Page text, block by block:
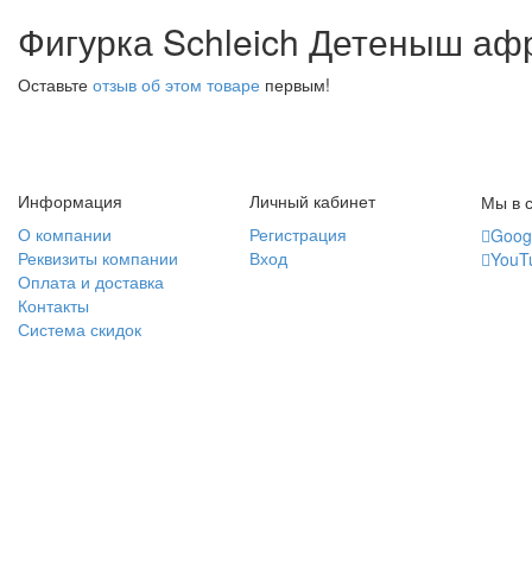
Фигурка Schleich Детеныш
Оставьте отзыв об этом товаре первым!
Информация
О компании
Реквизиты компании
Оплата и доставка
Контакты
Система скидок
Личный кабинет
Регистрация
Вход
Мы в